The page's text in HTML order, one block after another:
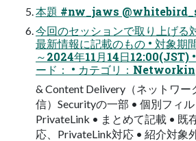
本題 #nw_jaws
今回のセッションで取り上げる
最新情報に記載のもの • 対象期
～2024年11月14日12:00(JST)
ード： • カテゴリ：
& Content Delivery（ネットワー
信）Securityの一部 • 個別フィ
PrivateLink • まとめて記載 • 既
応、PrivateLink対応 • 紹介対象